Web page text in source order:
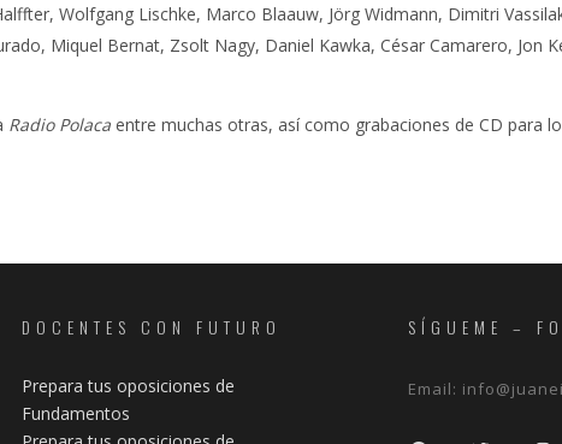
Wolfgang Lischke, Marco Blaauw, Jörg Widmann, Dimitri
Miquel Bernat, Zsolt Nagy, Daniel Kawka, César Camarero, Jon
Radio Polaca entre muchas otras, así como grabaciones de CD para
DOCENTES CON FUTURO
Prepara tus oposiciones de
Fundamentos
SÍGUEME –
Email: